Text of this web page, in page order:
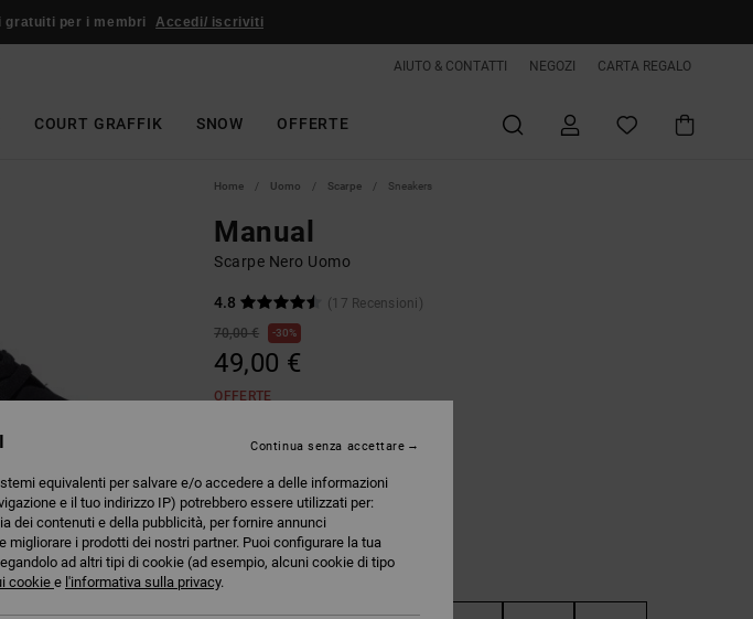
gratuiti per i membri Accedi/ iscriviti
AIUTO & CONTATTI NEGOZI CARTA REGALO
COURT GRAFFIK SNOW OFFERTE
Home Uomo Scarpe Sneakers
Manual
Scarpe Nero Uomo
4.8
(17 Recensioni)
70,00 €
30%
49,00 €
OFFERTE
equivalenti per salvare e/o accedere a delle informazioni
e il tuo indirizzo IP) potrebbero essere utilizzati per:
dei contenuti e della pubblicità, per fornire annunci
i prodotti dei nostri partner. Puoi configurare la tua
ad altri tipi di cookie (ad esempio, alcuni cookie di tipo
cookiee l'informativa sulla privacy.
Continua senza accettare